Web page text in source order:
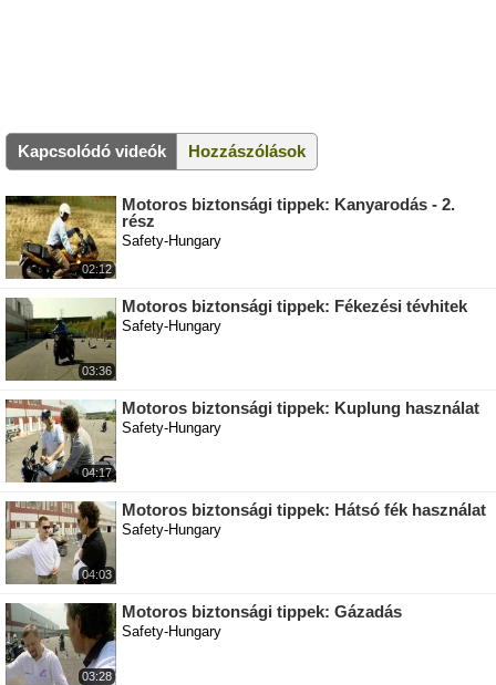
Kapcsolódó videók Hozzászólások
02:12
Motoros biztonsági tippek: Kanyarodás - 2.
rész
Safety-Hungary
03:36
Motoros biztonsági tippek: Fékezési tévhitek
Safety-Hungary
04:17
Motoros biztonsági tippek: Kuplung használat
Safety-Hungary
04:03
Motoros biztonsági tippek: Hátsó fék használat
Safety-Hungary
03:28
Motoros biztonsági tippek: Gázadás
Safety-Hungary